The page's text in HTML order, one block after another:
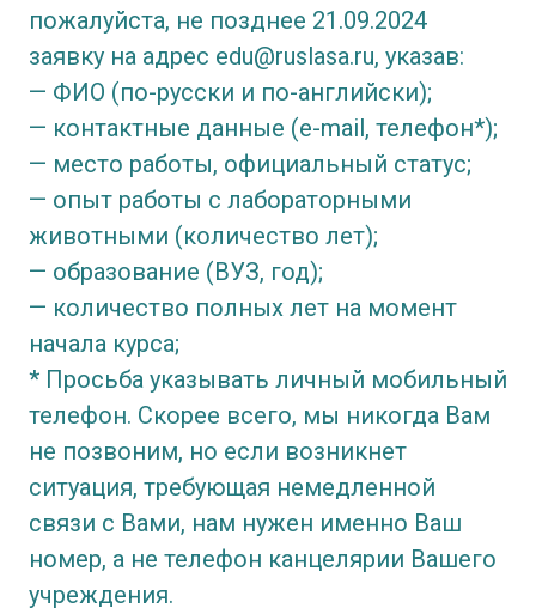
пожалуйста, не позднее 21.09.2024
заявку на адрес edu@ruslasa.ru, указав:
— ФИО (по-русски и по-английски);
— контактные данные (e-mail, телефон*);
— место работы, официальный статус;
— опыт работы с лабораторными
животными (количество лет);
— образование (ВУЗ, год);
— количество полных лет на момент
начала курса;
* Просьба указывать личный мобильный
телефон. Скорее всего, мы никогда Вам
не позвоним, но если возникнет
ситуация, требующая немедленной
связи с Вами, нам нужен именно Ваш
номер, а не телефон канцелярии Вашего
учреждения.